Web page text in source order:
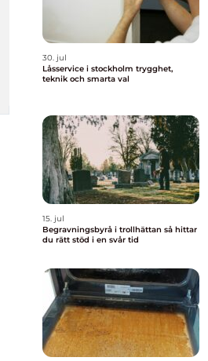
30. jul
Låsservice i stockholm trygghet,
teknik och smarta val
15. jul
Begravningsbyrå i trollhättan så hittar
du rätt stöd i en svår tid